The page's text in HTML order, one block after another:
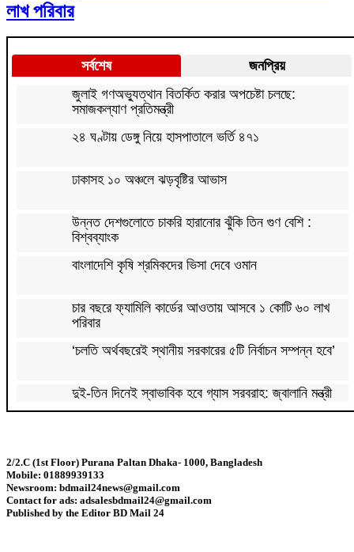
লাখ পরিবার
সর্বশেষ
জনপ্রিয়
জুলাই গণঅভ্যুত্থান বিতর্কিত করার অপচেষ্টা চলছে:
সমাজকল্যাণ প্রতিমন্ত্রী
২৪ ঘণ্টায় ডেঙ্গু নিয়ে হাসপাতালে ভর্তি ৪৭১
ঢাকাসহ ১০ অঞ্চলে ঝড়বৃষ্টির আভাস
উন্নত দেশগুলোতে চাকরি হারানোর ঝুঁকি তিন গুণ বেশি :
বিশ্বব্যাংক
বাংলাদেশি কৃষি শ্রমিকদের ভিসা দেবে ওমান
চার বছরে ফ্যামিলি কার্ডের আওতায় আসবে ১ কোটি ৬০ লাখ
পরিবার
‘চলতি অর্থবছরেই স্থানীয় সরকারের ৫টি নির্বাচন সম্পন্ন হবে’
দুই-তিন দিনেই স্বাভাবিক হবে গ্যাস সরবরাহ: জ্বালানি মন্ত্রী
স্বর্ণ খাতকে বৈধ-জবাবদিহিমূলক শিল্পে রূপান্তরের উদ্যোগ
হামে ২৪ ঘণ্টায় আক্রান্ত ৮৬০, মৃত্যু ৬
2/2.C (1st Floor) Purana Paltan Dhaka- 1000, Bangladesh
Mobile: 01889939133
Newsroom: bdmail24news@gmail.com
Contact for ads: adsalesbdmail24@gmail.com
Published by the Editor BD Mail 24